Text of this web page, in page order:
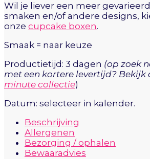
Wil je liever een meer
smaken en/of andere designs,
onze cupcake boxen.
Smaak = naar keuze
Productietijd: 3 dagen (op zoek
met een kortere levertijd? Bekijk
minute collectie)
Datum: selecteer in kalender.
Beschrijving
Allergenen
Bezorging / ophalen
Bewaaradvies